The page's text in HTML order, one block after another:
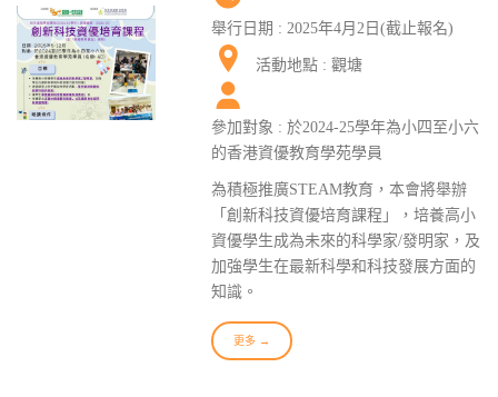
舉行日期 : 2025年4月2日(截止報名)
活動地點 : 觀塘
參加對象 : 於2024-25學年為小四至小六
的香港資優教育學苑學員
為積極推廣STEAM教育，本會將舉辦
「創新科技資優培育課程」，培養高小
資優學生成為未來的科學家/發明家，及
加強學生在最新科學和科技發展方面的
知識。
更多 →